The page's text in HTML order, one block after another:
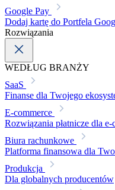
Google Pay
Dodaj kartę do Portfela
Rozwiązania
WEDŁUG BRANŻY
SaaS
Finanse dla Twojego
E-commerce
Rozwiązania płatnicze dla e-
Biura rachunkowe
Platforma finansowa dla
Produkcja
Dla globalnych producentów